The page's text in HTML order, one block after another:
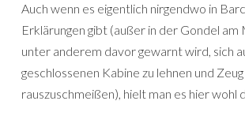
Auch wenn es eigentlich nirgendwo in
Erklärungen gibt (außer in der Gondel am
unter anderem davor gewarnt wird, sich
geschlossenen Kabine zu lehnen und Zeug
rauszuschmeißen), hielt man es hier wohl